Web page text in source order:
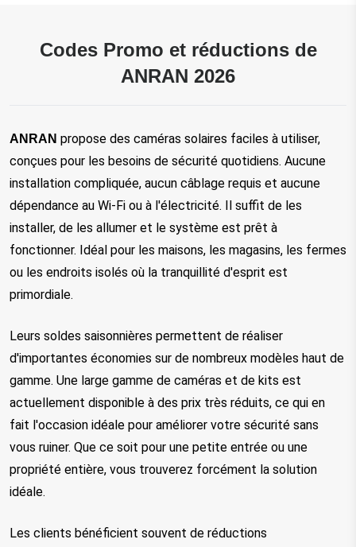
Codes Promo et réductions de
ANRAN 2026
ANRAN propose des caméras solaires faciles à utiliser,
conçues pour les besoins de sécurité quotidiens. Aucune
installation compliquée, aucun câblage requis et aucune
dépendance au Wi-Fi ou à l'électricité. Il suffit de les
installer, de les allumer et le système est prêt à
fonctionner. Idéal pour les maisons, les magasins, les fermes
ou les endroits isolés où la tranquillité d'esprit est
primordiale.
Leurs soldes saisonnières permettent de réaliser
d'importantes économies sur de nombreux modèles haut de
gamme. Une large gamme de caméras et de kits est
actuellement disponible à des prix très réduits, ce qui en
fait l'occasion idéale pour améliorer votre sécurité sans
vous ruiner. Que ce soit pour une petite entrée ou une
propriété entière, vous trouverez forcément la solution
idéale.
Les clients bénéficient souvent de réductions